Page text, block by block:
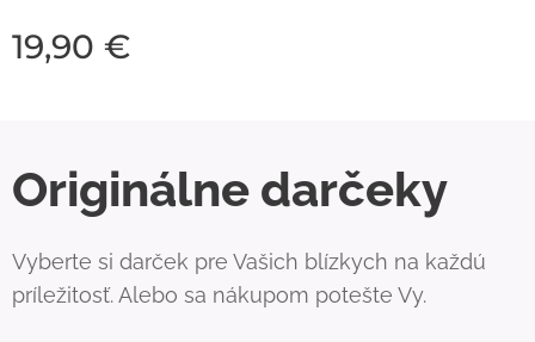
19,90 €
Originálne darčeky
Vyberte si darček pre Vašich blízkych na každú
príležitosť. Alebo sa nákupom potešte Vy.